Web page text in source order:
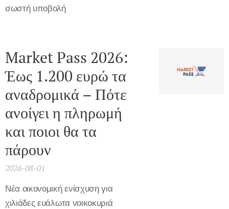
σωστή υποβολή
Market Pass 2026:
Έως 1.200 ευρώ τα
αναδρομικά – Πότε
ανοίγει η πληρωμή
και ποιοι θα τα
πάρουν
2026-08-01
Νέα οικονομική ενίσχυση για
χιλιάδες ευάλωτα νοικοκυριά